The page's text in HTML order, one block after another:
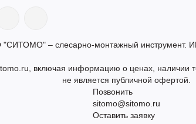
– слесарно-монтажный инструмент.
включая информацию о ценах, наличии
не является публичной офертой.
Позвонить
sitomo@sitomo.ru
Оставить заявку